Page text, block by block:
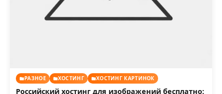
РАЗНОЕ ХОСТИНГ ХОСТИНГ КАРТИНОК
Российский хостинг для изображений бесплатно: